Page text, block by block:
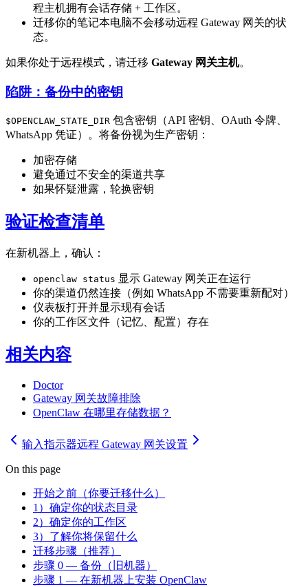
程主机拥有会话存储 + 工作区。
迁移你的笔记本电脑不会移动远程 Gateway 网关的状
态。
如果你处于远程模式，请迁移 Gateway 网关主机。
陷阱：备份中的密钥
$OPENCLAW_STATE_DIR 包含密钥（API 密钥、OAuth 令牌、
WhatsApp 凭证）。将备份视为生产密钥：
加密存储
避免通过不安全的渠道共享
如果怀疑泄露，轮换密钥
验证检查清单
在新机器上，确认：
openclaw status 显示 Gateway 网关正在运行
你的渠道仍然连接（例如 WhatsApp 不需要重新配对）
仪表板打开并显示现有会话
你的工作区文件（记忆、配置）存在
相关内容
Doctor
Gateway 网关故障排除
OpenClaw 在哪里存储数据？
输入指示器远程 Gateway 网关设置
On this page
开始之前（你要迁移什么）
1）确定你的状态目录
2）确定你的工作区
3）了解你将保留什么
迁移步骤（推荐）
步骤 0 — 备份（旧机器）
步骤 1 — 在新机器上安装 OpenClaw